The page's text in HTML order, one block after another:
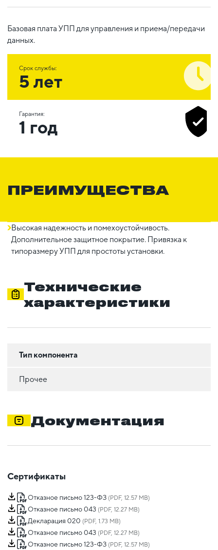
Базовая плата УПП для управления и приема/передачи
данных.
Срок службы:
5 лет
Гарантия:
1 год
ПРЕИМУЩЕСТВА
Высокая надежность и помехоустойчивость.
Дополнительное защитное покрытие. Привязка к
типоразмеру УПП для простоты установки.
Технические
характеристики
Тип компонента
Прочее
Документация
Сертификаты
Отказное письмо 123-ФЗ (PDF, 12.57 MB)
Отказное письмо 043 (PDF, 12.27 MB)
Декларация 020 (PDF, 1.73 MB)
Отказное письмо 043 (PDF, 12.27 MB)
Отказное письмо 123-ФЗ (PDF, 12.57 MB)